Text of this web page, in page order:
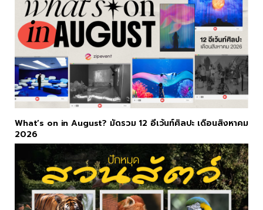
What’s on in August? มัดรวม 12 อีเว้นท์ศิลปะ เดือนสิงหาคม
2026